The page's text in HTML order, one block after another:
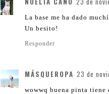
La base me ha dado
Un besito!
Responder
MÁSQUEROPA 23 de
wowwq buena pinta tiene